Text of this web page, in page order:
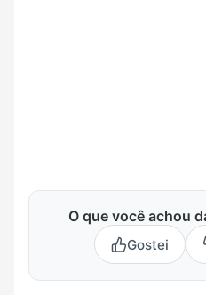
O que você achou
Gostei